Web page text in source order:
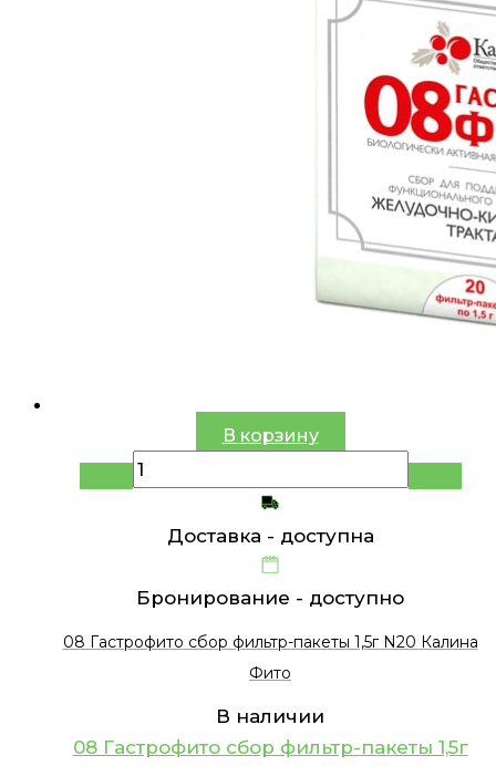
В корзину
Доставка - доступна
Бронирование - доступно
08 Гастрофито сбор фильтр-пакеты 1,5г N20 Калина
Фито
В наличии
08 Гастрофито сбор фильтр-пакеты 1,5г